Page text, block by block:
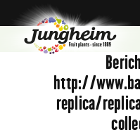
http://
replica/